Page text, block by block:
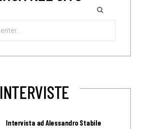
INTERVISTE
Intervista ad Alessandro Stabile